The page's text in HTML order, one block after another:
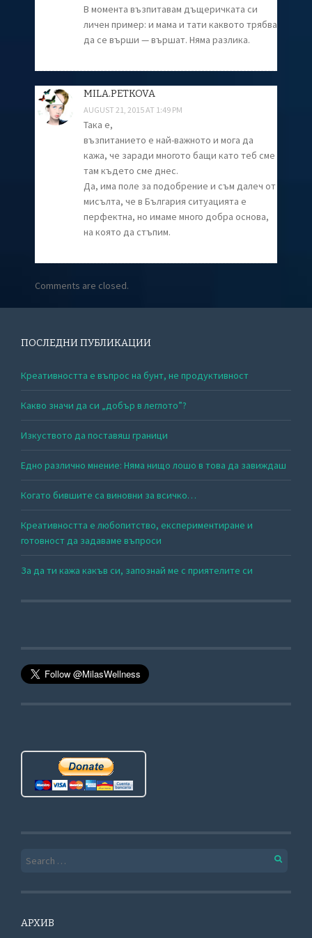
В момента възпитавам дъщеричката си
личен пример: и мама и тати каквото трябва
да се върши — вършат. Няма разлика.
MILA.PETKOVA
AUGUST 21, 2015 AT 1:49 PM
Така е,
възпитанието е най-важното и мога да
кажа, че заради многото бащи като теб сме
там където сме днес.
Да, има поле за подобрение и съм далеч от
мисълта, че в България ситуацията е
перфектна, но имаме много добра основа,
на която да стъпим.
Comments are closed.
ПОСЛЕДНИ ПУБЛИКАЦИИ
Креативността е въпрос на бунт, не продуктивност
Какво значи да си „добър в леглото”?
Изкуството да поставяш граници
Едно различно мнение: Няма нищо лошо в това да завиждаш
Когато бившите са виновни за всичко…
Креативността е любопитство, експериментиране и
готовност да задаваме въпроси
За да ти кажа какъв си, запознай ме с приятелите си
Search for:
АРХИВ